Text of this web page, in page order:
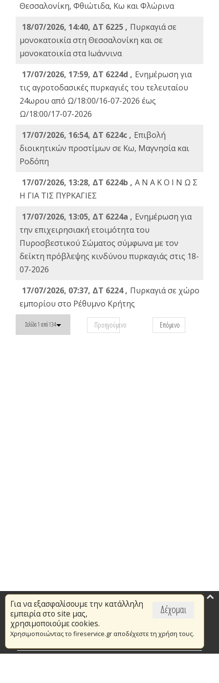
Θεσσαλονίκη, Φθιώτιδα, Κω και Φλώρινα
18/07/2026, 14:40, ΔΤ 6225 , Πυρκαγιά σε
μονοκατοικία στη Θεσσαλονίκη και σε
μονοκατοικία στα Ιωάννινα
17/07/2026, 17:59, ΔΤ 6224d , Ενημέρωση για
τις αγροτοδασικές πυρκαγιές του τελευταίου
24ωρου από Ω/18:00/16-07-2026 έως
Ω/18:00/17-07-2026
17/07/2026, 16:54, ΔΤ 6224c , Επιβολή
διοικητικών προστίμων σε Κω, Μαγνησία και
Ροδόπη
17/07/2026, 13:28, ΔΤ 6224b , Α Ν Α Κ Ο Ι Ν Ω Σ
Η ΓΙΑ ΤΙΣ ΠΥΡΚΑΓΙΕΣ
17/07/2026, 13:05, ΔΤ 6224a , Ενημέρωση για
την επιχειρησιακή ετοιμότητα του
Πυροσβεστικού Σώματος σύμφωνα με τον
δείκτη πρόβλεψης κινδύνου πυρκαγιάς στις 18-
07-2026
17/07/2026, 07:37, ΔΤ 6224 , Πυρκαγιά σε χώρο
εμπορίου στο Ρέθυμνο Κρήτης
Σελίδα 1 από 134 Προηγούμενο Επόμενο
Δέχομαι
Για να εξασφαλίσουμε την κατάλληλη
εμπειρία στο site μας,
χρησιμοποιούμε cookies.
Χρησιμοποιώντας το fireservice.gr αποδέχεστε τη χρήση τους.
Επικαιρότητα
Το Πυροσβεστικό Σώμα